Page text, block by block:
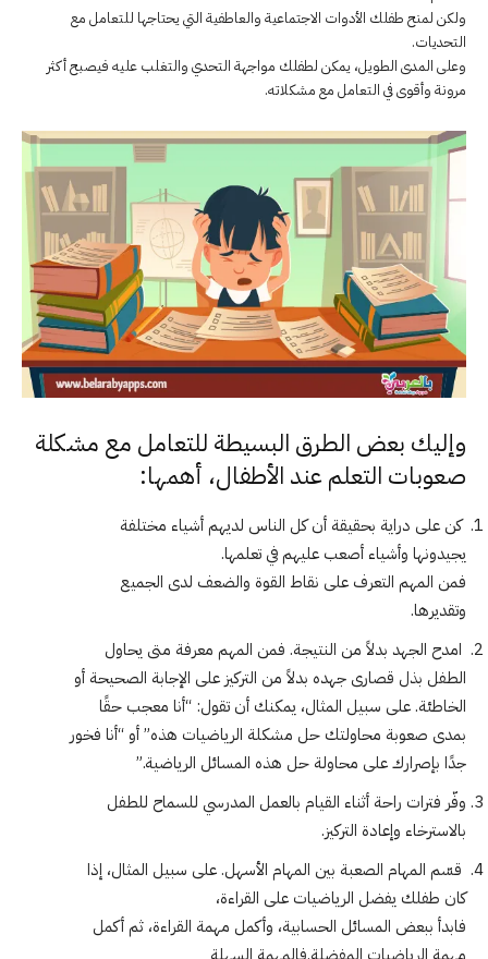
ولكن لمنح طفلك الأدوات الاجتماعية والعاطفية التي يحتاجها للتعامل مع
التحديات.
وعلى المدى الطويل، يمكن لطفلك مواجهة التحدي والتغلب عليه فيصبح أكثر
مرونة وأقوى في التعامل مع مشكلاته.
وإليك بعض الطرق البسيطة للتعامل مع مشكلة
صعوبات التعلم عند الأطفال، أهمها:
كن على دراية بحقيقة أن كل الناس لديهم أشياء مختلفة
يجيدونها وأشياء أصعب عليهم في تعلمها.
فمن المهم التعرف على نقاط القوة والضعف لدى الجميع
وتقديرها.
امدح الجهد بدلاً من النتيجة. فمن المهم معرفة متى يحاول
الطفل بذل قصارى جهده بدلاً من التركيز على الإجابة الصحيحة أو
الخاطئة. على سبيل المثال، يمكنك أن تقول: “أنا معجب حقًا
بمدى صعوبة محاولتك حل مشكلة الرياضيات هذه” أو “أنا فخور
جدًا بإصرارك على محاولة حل هذه المسائل الرياضية.”
وفّر فترات راحة أثناء القيام بالعمل المدرسي للسماح للطفل
بالاسترخاء وإعادة التركيز.
قسّم المهام الصعبة بين المهام الأسهل. على سبيل المثال، إذا
كان طفلك يفضل الرياضيات على القراءة،
فابدأ ببعض المسائل الحسابية، وأكمل مهمة القراءة، ثم أكمل